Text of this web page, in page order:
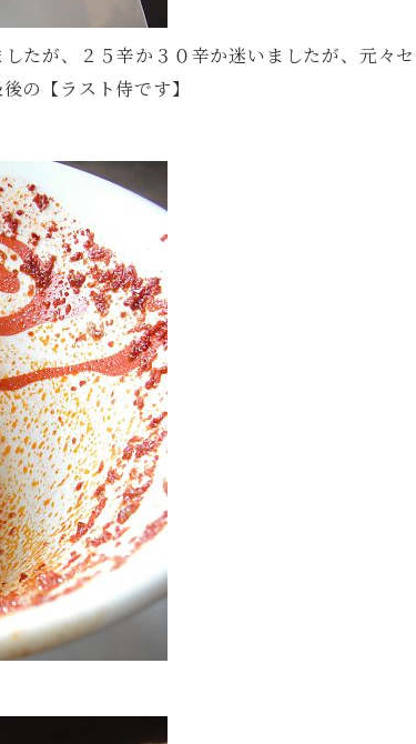
たが、２５辛か３０辛か迷いましたが、元々
の【ラスト侍です】